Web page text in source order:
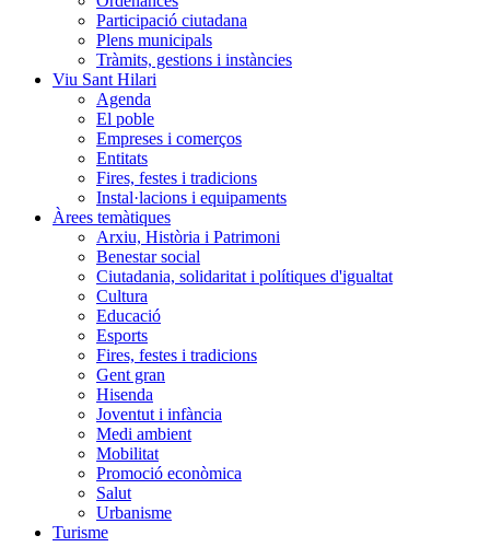
Participació ciutadana
Plens municipals
Tràmits, gestions i instàncies
Viu Sant Hilari
Agenda
El poble
Empreses i comerços
Entitats
Fires, festes i tradicions
Instal·lacions i equipaments
Àrees temàtiques
Arxiu, Història i Patrimoni
Benestar social
Ciutadania, solidaritat i polítiques d'igualtat
Cultura
Educació
Esports
Fires, festes i tradicions
Gent gran
Hisenda
Joventut i infància
Medi ambient
Mobilitat
Promoció econòmica
Salut
Urbanisme
Turisme